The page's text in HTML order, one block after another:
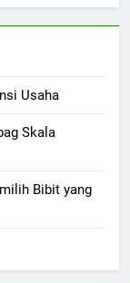
Usaha
Skala
Bibit yang